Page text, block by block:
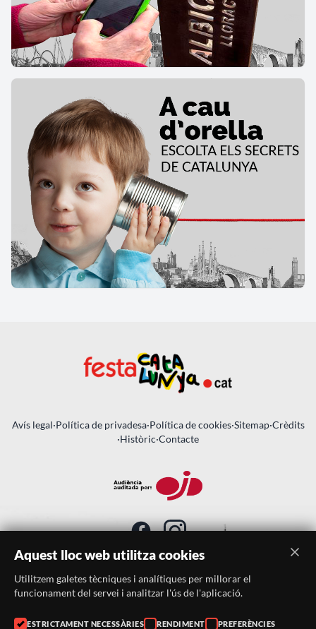
Avís legal·Política de privadesa·Política de cookies·Sitemap·Crèdits
·Històric·Contacte
SUBSCRIU-TE AL BUTLLETÍ
Telèfon: 938046359
Aquest lloc web utilitza cookies
Utilitzem galetes tècniques i analítiques per millorar el
funcionament del servei i analitzar l'ús de l'aplicació.
ESTRICTAMENT NECESSÀRIES RENDIMENT PREFERÈNCIES